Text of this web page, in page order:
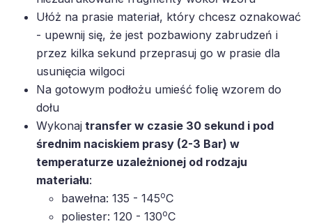
Ułóż na prasie materiał, który chcesz oznakować
- upewnij się, że jest pozbawiony zabrudzeń i
przez kilka sekund przeprasuj go w prasie dla
usunięcia wilgoci
Na gotowym podłożu umieść folię wzorem do
dołu
Wykonaj transfer w czasie 30 sekund i pod
średnim naciskiem prasy (2-3 Bar) w
temperaturze uzależnionej od rodzaju
materiału:
bawełna: 135 - 145oC
poliester: 120 - 130oC